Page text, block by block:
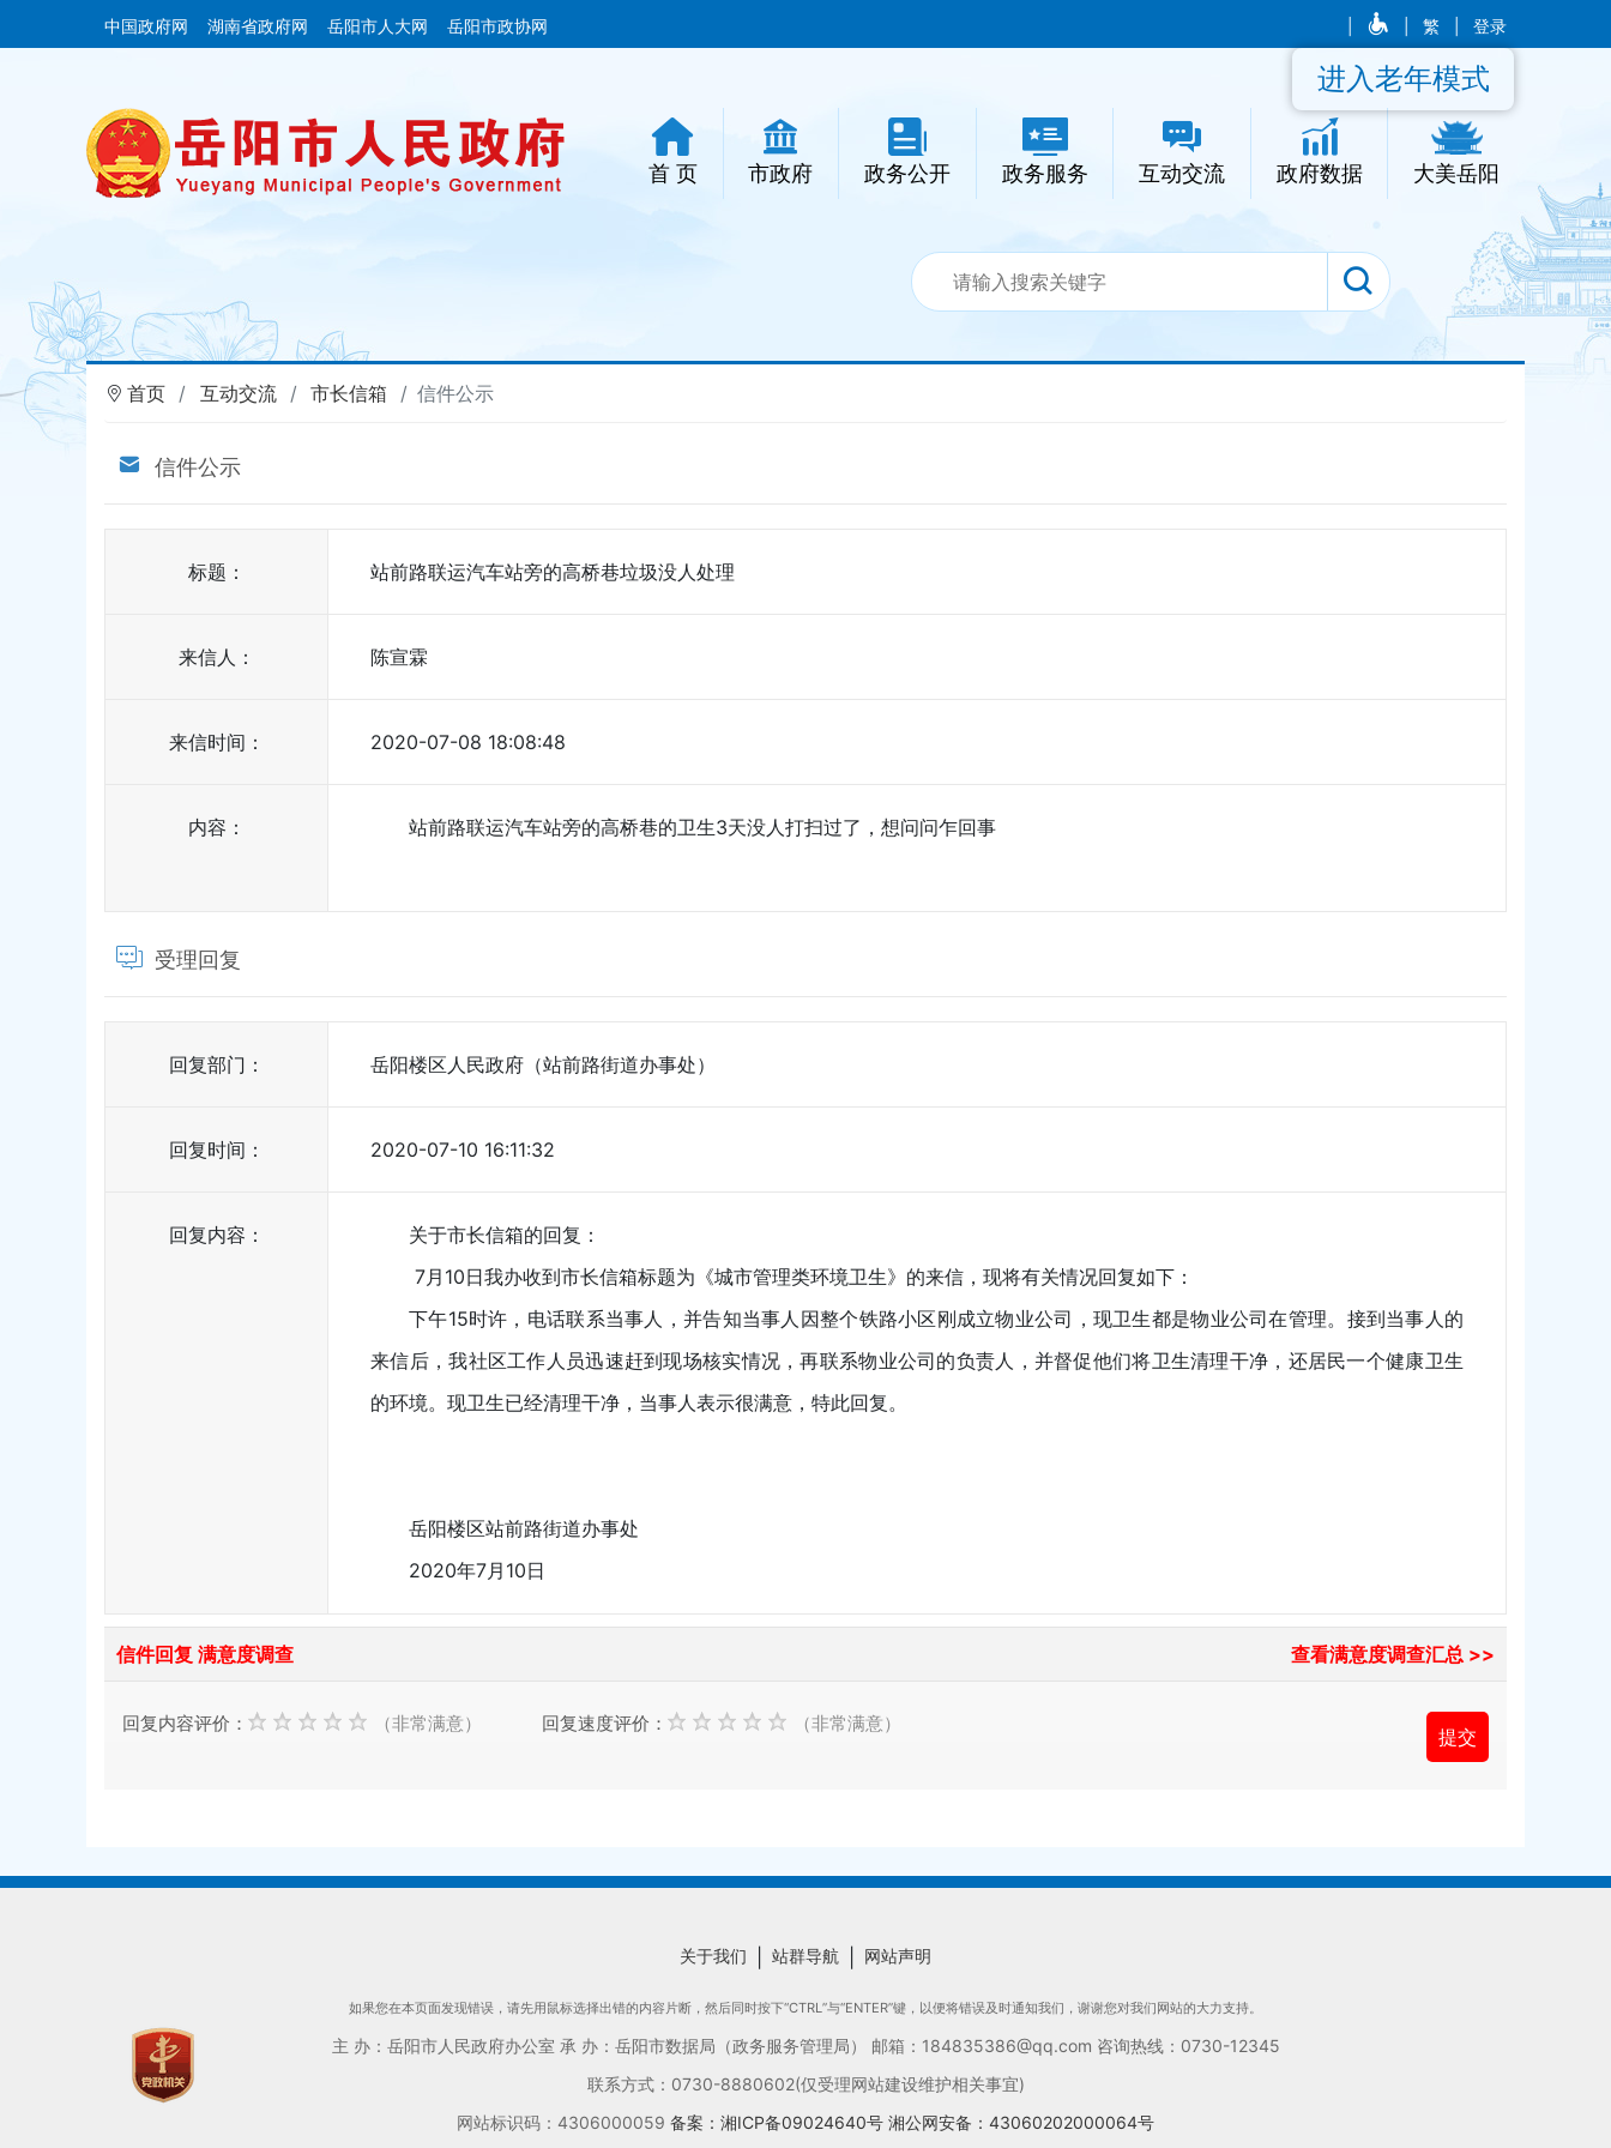
中国政府网 湖南省政府网 岳阳市人大网 岳阳市政协网 繁 登录
首 页 市政府 政务公开 政务服务 互动交流 政府数据 大美岳阳
进入老年模式
首页 互动交流 市长信箱 信件公示
信件公示
标题： 站前路联运汽车站旁的高桥巷垃圾没人处理
来信人： 陈宣霖
来信时间： 2020-07-08 18:08:48
内容： 站前路联运汽车站旁的高桥巷的卫生3天没人打扫过了，想问问乍回事
受理回复
回复部门： 岳阳楼区人民政府（站前路街道办事处）
回复时间： 2020-07-10 16:11:32
回复内容：
关于市长信箱的回复：
7月10日我办收到市长信箱标题为《城市管理类环境卫生》的来信，现将有关情况回复如下：
下午15时许，电话联系当事人，并告知当事人因整个铁路小区刚成立物业公司，现卫生都是物业公司在管理。接到当事人的
来信后，我社区工作人员迅速赶到现场核实情况，再联系物业公司的负责人，并督促他们将卫生清理干净，还居民一个健康卫生
的环境。现卫生已经清理干净，当事人表示很满意，特此回复。
岳阳楼区站前路街道办事处
2020年7月10日
信件回复 满意度调查 查看满意度调查汇总 >>
回复内容评价： （非常满意） 回复速度评价： （非常满意）
关于我们 站群导航 网站声明
如果您在本页面发现错误，请先用鼠标选择出错的内容片断，然后同时按下“CTRL”与“ENTER”键，以便将错误及时通知我们，谢谢您对我们网站的大力支持。
主 办：岳阳市人民政府办公室 承 办：岳阳市数据局（政务服务管理局） 邮箱：184835386@qq.com 咨询热线：0730-12345
联系方式：0730-8880602(仅受理网站建设维护相关事宜)
网站标识码：4306000059 备案：湘ICP备09024640号 湘公网安备：43060202000064号